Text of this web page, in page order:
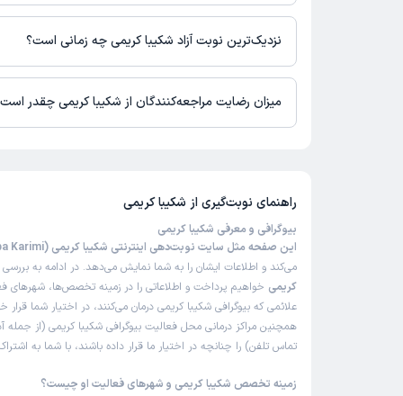
در حال حاضر اطلاعاتی درباره ارائه ویزیت آنلاین توسط شکیبا
برای دریافت اطلاعات دقیق‌تر، لطفاً با مطب تماس بگیرید.
نزدیک‌ترین نوبت آزاد شکیبا کریمی چه زمانی است؟
زمان نوبت‌دهی و پذیرش بیماران با هماهنگی مطب مشخص می‌شود.
میزان رضایت مراجعه‌کنندگان از شکیبا کریمی چقدر
راهنمای نوبت‌گیری از شکیبا کریمی
بیوگرافی و معرفی شکیبا کریمی
این صفحه مثل سایت نوبت‌دهی اینترنتی شکیبا کریمی (Shakiba Karimi)
می‌کند و اطلاعات ایشان را به شما نمایش می‌دهد. در ادامه به بررسی
کریمی خواهیم پرداخت و اطلاعاتی را در زمینه تخصص‌ها، شهرهای
علائمی که بیوگرافی شکیبا کریمی درمان می‌کنند، در اختیار شما قرار
همچنین مراکز درمانی محل فعالیت بیوگرافی شکیبا کریمی (از
تماس تلفن) را چنانچه در اختیار ما قرار داده باشند، با شما به
زمینه تخصص شکیبا کریمی و شهرهای فعالیت او چیست؟